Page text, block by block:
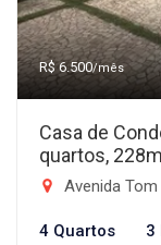
R$ 6.500/mês
Casa de
quartos,
Avenida
4 Quartos 3